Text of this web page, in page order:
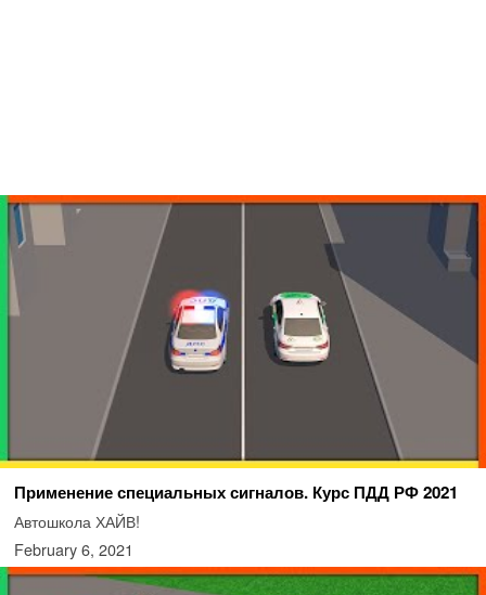
Применение специальных сигналов. Курс ПДД РФ 2021
Автошкола ХАЙВ!
February 6, 2021